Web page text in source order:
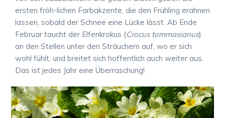
ersten fröh-lichen Farbakzente, die den Frühling erahnen
lassen, sobald der Schnee eine Lücke lässt. Ab Ende
Februar taucht der Elfenkrokus (Crocus tommasianus)
an den Stellen unter den Sträuchern auf, wo er sich
wohl fühlt, und breitet sich hoffentlich auch weiter aus.
Das ist jedes Jahr eine Überraschung!